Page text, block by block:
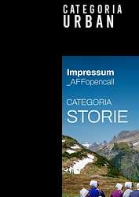
CATEGORIA
URBAN